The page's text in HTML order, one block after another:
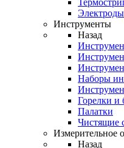
Инструменты
Назад
Наборы
Горелки и
Палатки
Чистящие
Измерительное
Назад